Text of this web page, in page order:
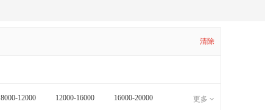
清除
8000-12000 12000-16000 16000-20000 更多